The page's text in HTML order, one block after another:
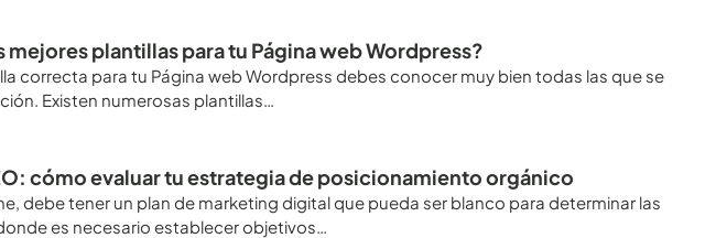
mejores plantillas para tu Página web Wordpress?
correcta para tu Página web Wordpress debes conocer muy bien todas las que se
Existen numerosas plantillas…
cómo evaluar tu estrategia de posicionamiento orgánico
debe tener un plan de marketing digital que pueda ser blanco para determinar las
es necesario establecer objetivos…